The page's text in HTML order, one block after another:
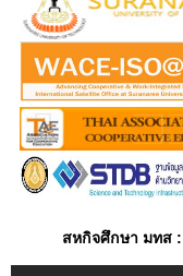
สหกิจศึกษา มทส